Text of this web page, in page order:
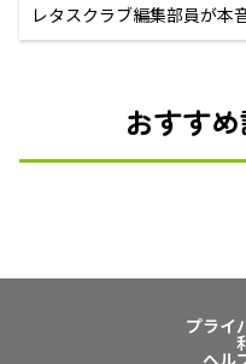
レタスクラブ編集部員が本
おすす
プライ
ヘル